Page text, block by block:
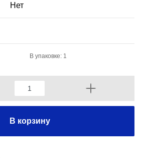
Нет
В упаковке: 1
В корзину